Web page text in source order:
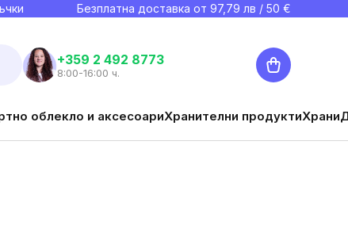
Безплатна доставка от 97,79 лв / 50 €
+359 2 492 8773
8:00-16:00 ч.
Количка
облекло и аксесоариХранителни продуктиХрани